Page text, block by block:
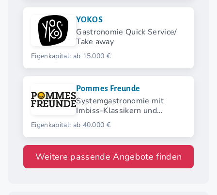
YOKOS
Gastronomie Quick Service/
Take away
Eigenkapital: ab 15.000 €
Pommes Freunde
Systemgastronomie mit
Imbiss-Klassikern und
modernen Streetfood-
Highlights.
Eigenkapital: ab 40.000 €
Weitere passende Angebote finden